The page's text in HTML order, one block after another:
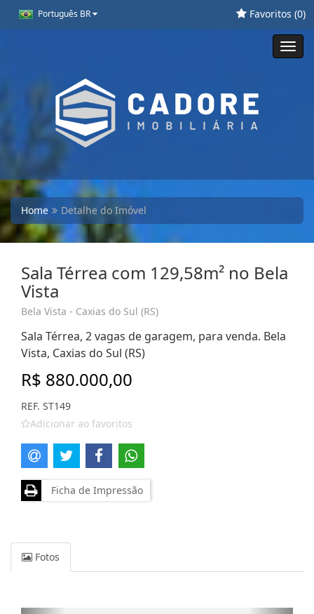
Português BR Favoritos (0)
Home Detalhe do Imóvel
Sala Térrea com 129,58m² no Bela
Vista
Bela Vista - Caxias do Sul (RS)
Sala Térrea, 2 vagas de garagem, para venda. Bela
Vista, Caxias do Sul (RS)
R$ 880.000,00
REF. ST149
Adicionar ao favoritos
Ficha de Impressão
Fotos